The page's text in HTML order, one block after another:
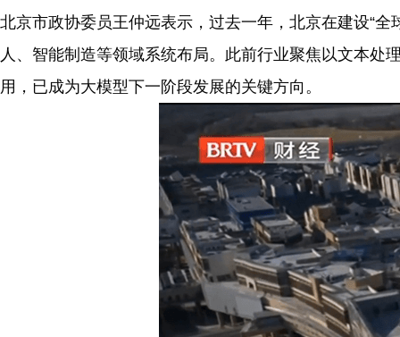
北京市政协委员王仲远表示，过去一年，北京在建设“
人、智能制造等领域系统布局。此前行业聚焦以文本处
用，已成为大模型下一阶段发展的关键方向。